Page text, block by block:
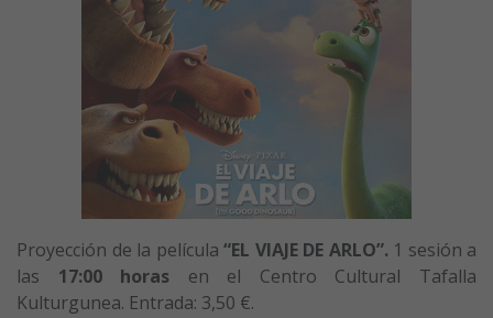
Proyección de la película “EL VIAJE DE ARLO”. 1 sesión a
las 17:00 horas en el Centro Cultural Tafalla
Kulturgunea. Entrada: 3,50 €.